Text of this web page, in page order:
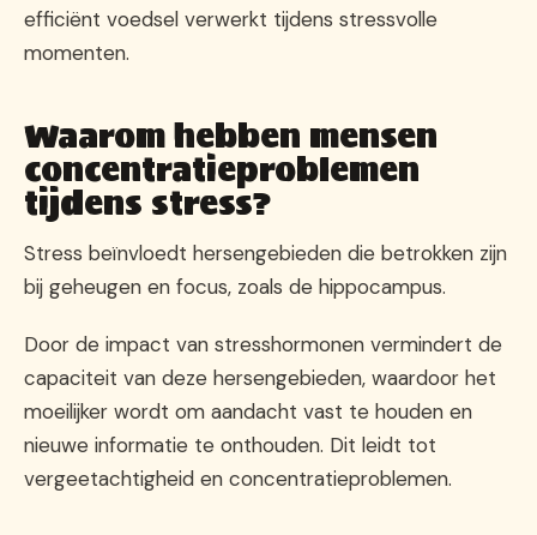
efficiënt voedsel verwerkt tijdens stressvolle
momenten.
Waarom hebben mensen
concentratieproblemen
tijdens stress?
Stress beïnvloedt hersengebieden die betrokken zijn
bij geheugen en focus, zoals de hippocampus.
Door de impact van stresshormonen vermindert de
capaciteit van deze hersengebieden, waardoor het
moeilijker wordt om aandacht vast te houden en
nieuwe informatie te onthouden. Dit leidt tot
vergeetachtigheid en concentratieproblemen.